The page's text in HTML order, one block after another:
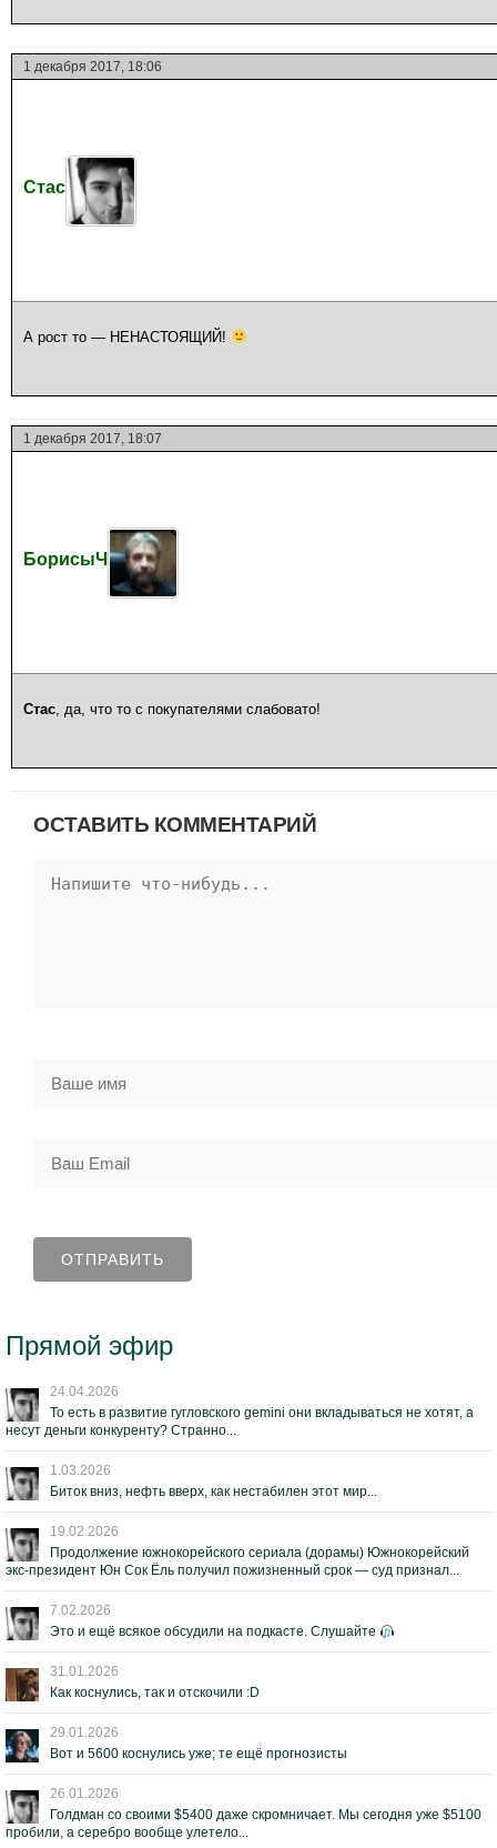
1 декабря 2017, 18:06
Стас
А рост то — НЕНАСТОЯЩИЙ!
1 декабря 2017, 18:07
БорисыЧ
Стас, да, что то с покупателями слабовато!
ОСТАВИТЬ КОММЕНТАРИЙ
Прямой эфир
24.04.2026
То есть в развитие гугловского gemini они вкладываться не хотят, а
несут деньги конкуренту? Странно...
1.03.2026
Биток вниз, нефть вверх, как нестабилен этот мир...
19.02.2026
Продолжение южнокорейского сериала (дорамы) Южнокорейский
экс-президент Юн Сок Ёль получил пожизненный срок — суд признал...
7.02.2026
Это и ещё всякое обсудили на подкасте. Слушайте
31.01.2026
Как коснулись, так и отскочили :D
29.01.2026
Вот и 5600 коснулись уже; те ещё прогнозисты
26.01.2026
Голдман со своими $5400 даже скромничает. Мы сегодня уже $5100
пробили, а серебро вообще улетело...